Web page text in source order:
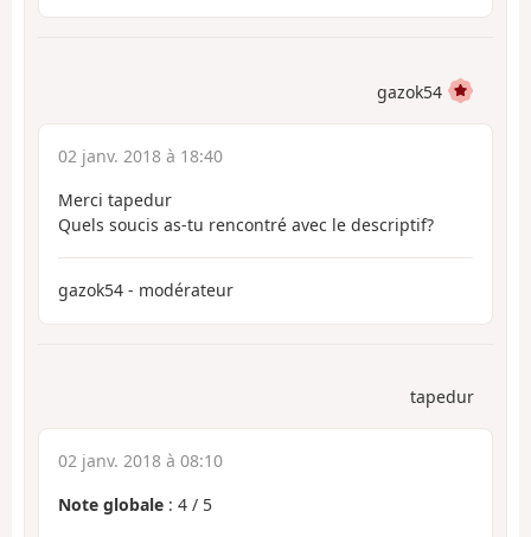
gazok54
02 janv. 2018 à 18:40
Merci tapedur
Quels soucis as-tu rencontré avec le descriptif?
gazok54 - modérateur
tapedur
02 janv. 2018 à 08:10
Note globale : 4 / 5